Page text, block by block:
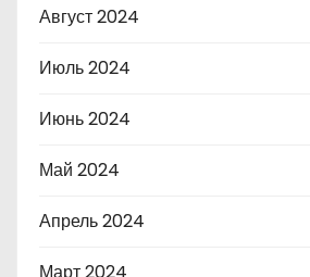
Август 2024
Июль 2024
Июнь 2024
Май 2024
Апрель 2024